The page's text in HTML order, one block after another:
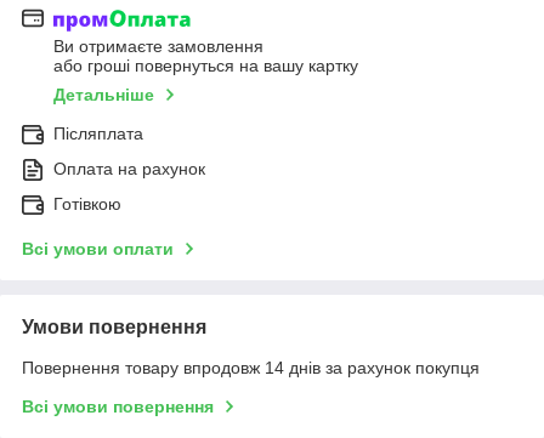
Ви отримаєте замовлення
або гроші повернуться на вашу картку
Детальніше
Післяплата
Оплата на рахунок
Готівкою
Всі умови оплати
Умови повернення
Повернення товару впродовж 14 днів за рахунок покупця
Всі умови повернення